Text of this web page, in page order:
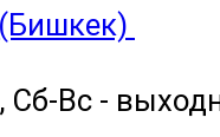
Сб-Вс -